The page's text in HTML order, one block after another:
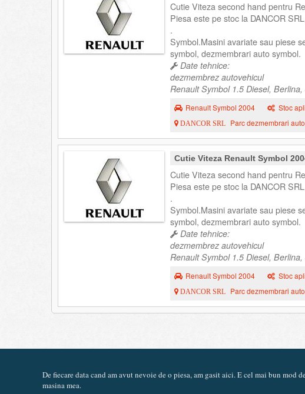
Cutie Viteza second hand pentru
Piesa este pe stoc la DANCOR
.
Symbol.Masini avariate sau piese
symbol, dezmembrari auto symbol.
Date tehnice:
dezmembrez autovehicul
Renault Symbol 1.5 Diesel,
Renault Symbol 2004 Stoc
DANCOR SRL Parc dezmembrari
Cutie Viteza Renault Symbol
Cutie Viteza second hand pentru
Piesa este pe stoc la DANCOR
.
Symbol.Masini avariate sau piese
symbol, dezmembrari auto symbol.
Date tehnice:
dezmembrez autovehicul
Renault Symbol 1.5 Diesel,
Renault Symbol 2004 Stoc
DANCOR SRL Parc dezmembrari
De fiecare data cand am avut nevoie de o piesa, am gasit aici. E cel mai bun mod
masina mea.